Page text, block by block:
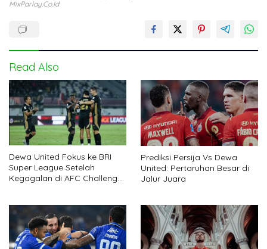
MixParlay.co.id
Read Also
Dewa United Fokus ke BRI
Super League Setelah
Kegagalan di AFC Challenge
Prediksi Persija Vs Dewa
United: Pertaruhan Besar di
Jalur Juara